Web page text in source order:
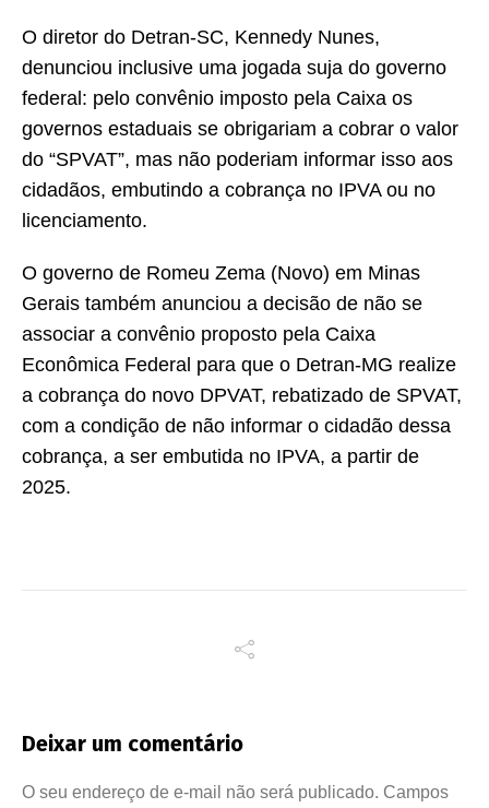
O diretor do Detran-SC, Kennedy Nunes,
denunciou inclusive uma jogada suja do governo
federal: pelo convênio imposto pela Caixa os
governos estaduais se obrigariam a cobrar o valor
do “SPVAT”, mas não poderiam informar isso aos
cidadãos, embutindo a cobrança no IPVA ou no
licenciamento.
O governo de Romeu Zema (Novo) em Minas
Gerais também anunciou a decisão de não se
associar a convênio proposto pela Caixa
Econômica Federal para que o Detran-MG realize
a cobrança do novo DPVAT, rebatizado de SPVAT,
com a condição de não informar o cidadão dessa
cobrança, a ser embutida no IPVA, a partir de
2025.
Deixar um comentário
O seu endereço de e-mail não será publicado. Campos